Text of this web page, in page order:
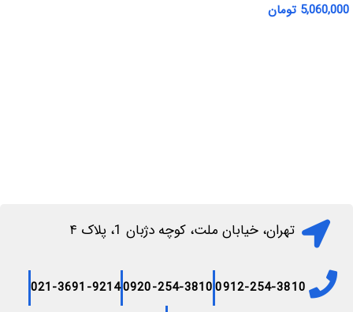
5,060,000 تومان
تهران، خیابان ملت، کوچه دژبان 1، پلاک ۴
0912-254-3810
0920-254-3810
021-3691-9214